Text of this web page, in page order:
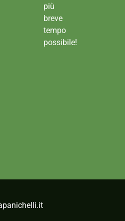
più
breve
tempo
possibile!